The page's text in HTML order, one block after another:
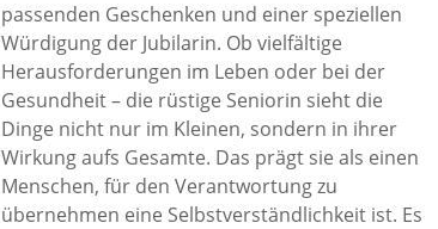
passenden Geschenken und einer speziellen
Würdigung der Jubilarin. Ob vielfältige
Herausforderungen im Leben oder bei der
Gesundheit – die rüstige Seniorin sieht die
Dinge nicht nur im Kleinen, sondern in ihrer
Wirkung aufs Gesamte. Das prägt sie als einen
Menschen, für den Verantwortung zu
übernehmen eine Selbstverständlichkeit ist. Es